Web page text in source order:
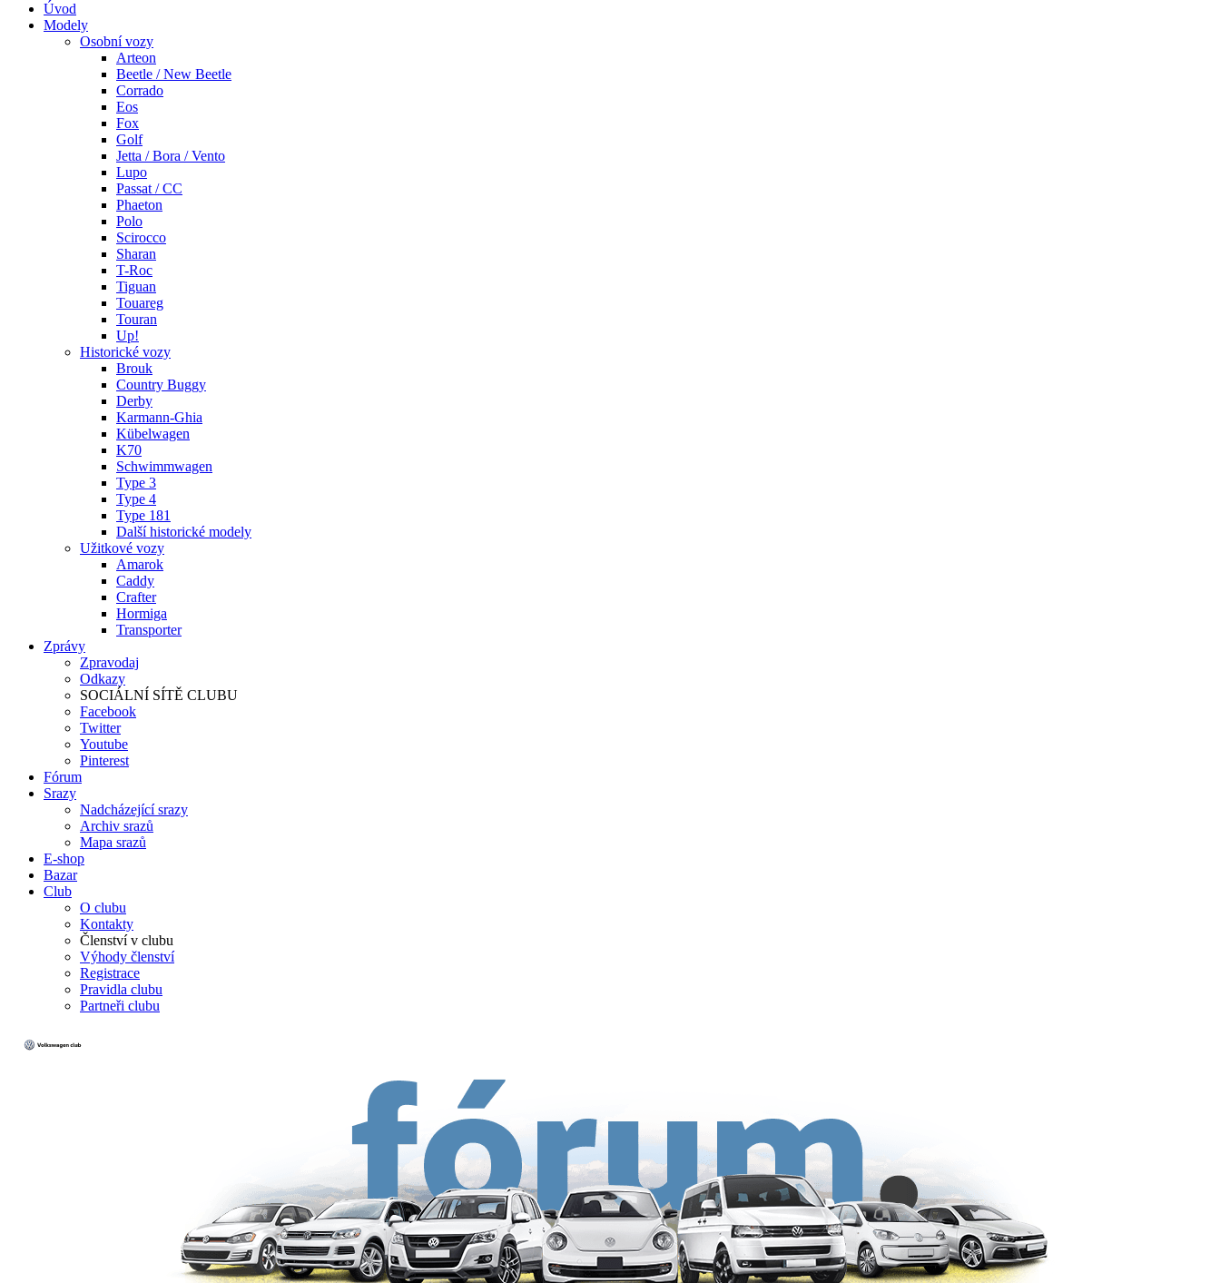
Úvod
Modely
Osobní vozy
Arteon
Beetle / New Beetle
Corrado
Eos
Fox
Golf
Jetta / Bora / Vento
Lupo
Passat / CC
Phaeton
Polo
Scirocco
Sharan
T-Roc
Tiguan
Touareg
Touran
Up!
Historické vozy
Brouk
Country Buggy
Derby
Karmann-Ghia
Kübelwagen
K70
Schwimmwagen
Type 3
Type 4
Type 181
Další historické modely
Užitkové vozy
Amarok
Caddy
Crafter
Hormiga
Transporter
Zprávy
Zpravodaj
Odkazy
SOCIÁLNÍ SÍTĚ CLUBU
Facebook
Twitter
Youtube
Pinterest
Fórum
Srazy
Nadcházející srazy
Archiv srazů
Mapa srazů
E-shop
Bazar
Club
O clubu
Kontakty
Členství v clubu
Výhody členství
Registrace
Pravidla clubu
Partneři clubu